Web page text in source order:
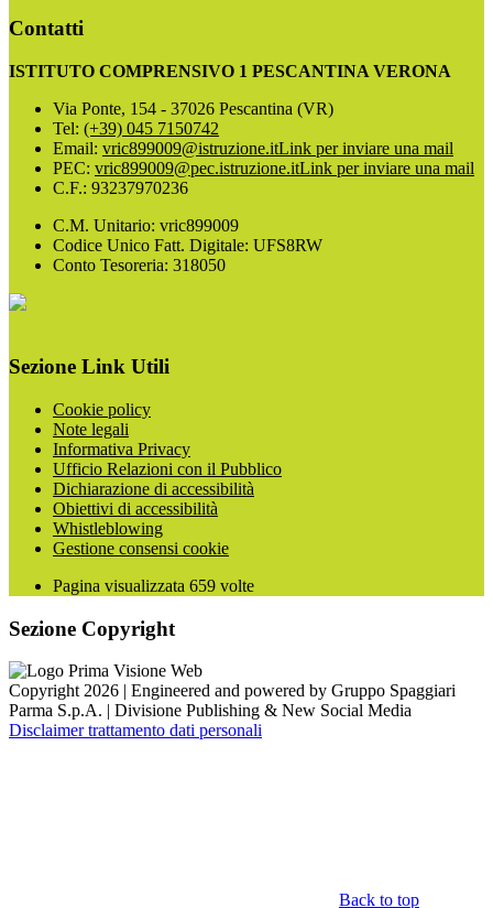
Contatti
ISTITUTO COMPRENSIVO 1 PESCANTINA VERONA
Via Ponte, 154 - 37026 Pescantina (VR)
Tel: (+39) 045 7150742
Email: vric899009@istruzione.itLink per inviare una mail
PEC: vric899009@pec.istruzione.itLink per inviare una mail
C.F.: 93237970236
C.M. Unitario: vric899009
Codice Unico Fatt. Digitale: UFS8RW
Conto Tesoreria: 318050
Sezione Link Utili
Cookie policy
Note legali
Informativa Privacy
Ufficio Relazioni con il Pubblico
Dichiarazione di accessibilità
Obiettivi di accessibilità
Whistleblowing
Gestione consensi cookie
Pagina visualizzata 659 volte
Sezione Copyright
Copyright 2026 | Engineered and powered by Gruppo Spaggiari
Parma S.p.A. | Divisione Publishing & New Social Media
Disclaimer trattamento dati personali
Back to top